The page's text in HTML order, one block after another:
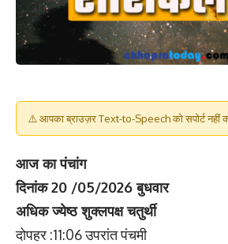
⚠️ आपका ब्राउज़र Text-to-Speech को सपोर्ट नहीं
आज का पंचांग
दिनांक 20 /05/2026 बुधवार
अधिक ज्येष्ठ शुक्लपक्ष चतुर्थी
दोपहर :11:06 उपरांत पंचमी